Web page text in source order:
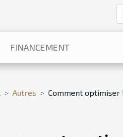
FINANCEMENT
Autres Comment